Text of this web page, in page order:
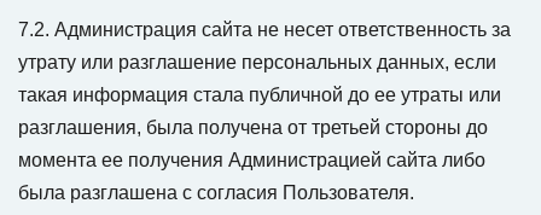
7.2. Администрация сайта не несет ответственность за
утрату или разглашение персональных данных, если
такая информация стала публичной до ее утраты или
разглашения, была получена от третьей стороны до
момента ее получения Администрацией сайта либо
была разглашена с согласия Пользователя.